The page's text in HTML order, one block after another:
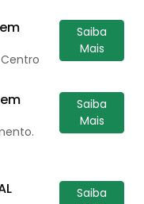
Saiba
Mais
Saiba
Mais
Saiba